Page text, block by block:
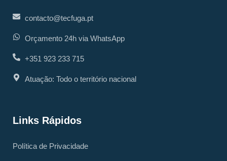
contacto@tecfuga.pt
Orçamento 24h via WhatsApp
+351 923 233 715
Atuação: Todo o território nacional
Links Rápidos
Política de Privacidade